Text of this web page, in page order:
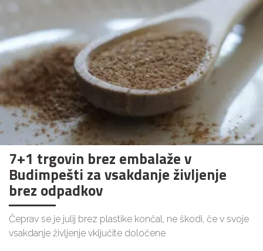
7+1 trgovin brez embalaže v
Budimpešti za vsakdanje življenje
brez odpadkov
Čeprav se je julij brez plastike končal, ne škodi, če v svoje
vsakdanje življenje vključite določene